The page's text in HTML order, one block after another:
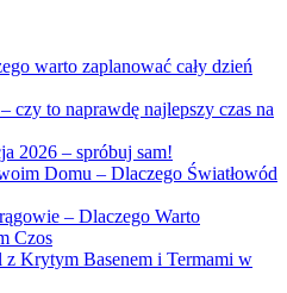
warto zaplanować cały dzień
czy to naprawdę najlepszy czas na
2026 – spróbuj sam!
Domu – Dlaczego Światłowód
– Dlaczego Warto
Czos
Krytym Basenem i Termami w